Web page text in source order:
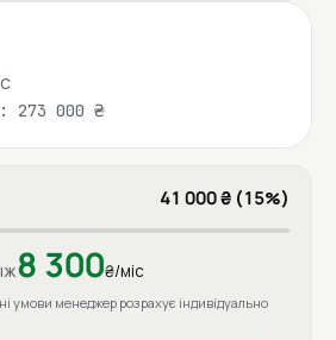
273 000 ₴
41 000 ₴ (15%)
8 300₴/міс
умови менеджер розрахує індивідуально